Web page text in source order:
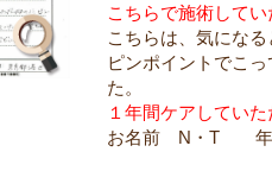
こちらで施術してい
こちらは、気にな
ピンポイントでこ
た。
１年間ケアしてい
お名前 N・T 年